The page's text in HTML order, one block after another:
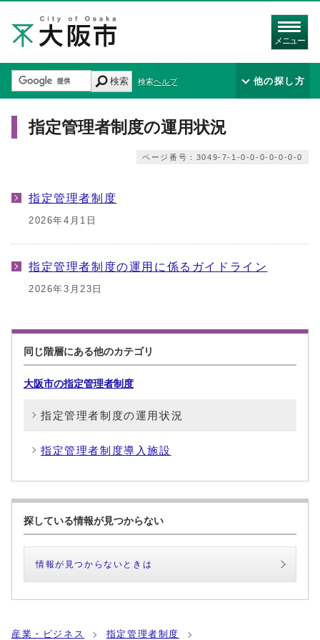
メニュー
検索 検索ヘルプ 他の探し方
指定管理者制度の運用状況
ページ番号：3049-7-1-0-0-0-0-0-0-0
指定管理者制度
2026年4月1日
指定管理者制度の運用に係るガイドライン
2026年3月23日
同じ階層にある他のカテゴリ
大阪市の指定管理者制度
指定管理者制度の運用状況
指定管理者制度導入施設
探している情報が見つからない
情報が見つからないときは
産業・ビジネス 指定管理者制度